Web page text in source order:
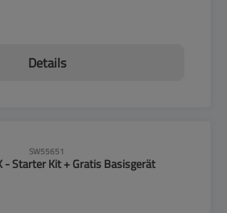
Details
SW55651
- Starter Kit + Gratis Basisgerät